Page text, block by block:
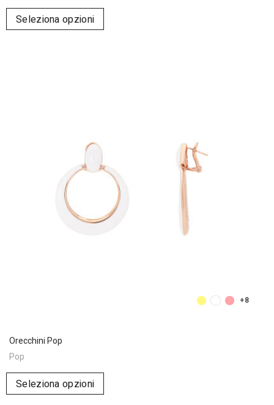
Seleziona opzioni
+8
Orecchini Pop
Pop
Seleziona opzioni